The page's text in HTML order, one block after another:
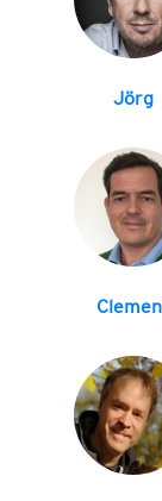
Jörg